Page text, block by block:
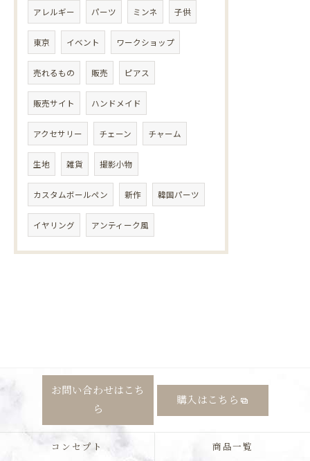
アレルギー パーツ ミンネ 子供
東京 イベント ワークショップ
売れるもの 販売 ピアス
販売サイト ハンドメイド
アクセサリー チェーン チャーム
生地 雑貨 撮影小物
カスタムボールペン 新作 韓国パーツ
イヤリング アンティーク風
お問い合わせはこち
ら
購入はこちら
コンセプト 商品一覧